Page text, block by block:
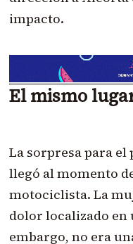
impacto.
El mismo
La sorpresa para
llegó al momento
motociclista. La
dolor localizado en
embargo, no era